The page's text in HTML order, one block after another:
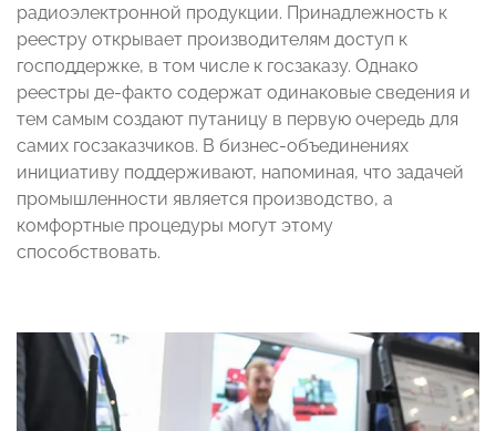
радиоэлектронной продукции. Принадлежность к
реестру открывает производителям доступ к
господдержке, в том числе к госзаказу. Однако
реестры де-факто содержат одинаковые сведения и
тем самым создают путаницу в первую очередь для
самих госзаказчиков. В бизнес-объединениях
инициативу поддерживают, напоминая, что задачей
промышленности является производство, а
комфортные процедуры могут этому
способствовать.